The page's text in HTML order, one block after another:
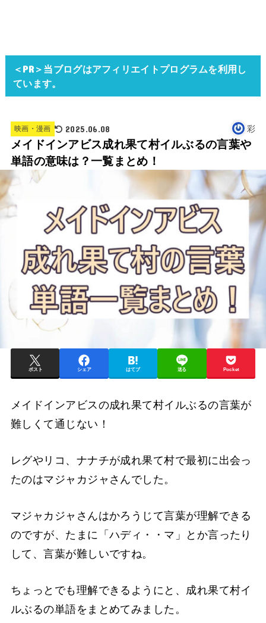
＜PR＞当ブログはアフィリエイトプログラムを利用し
ています。
映画・漫画 2025.06.08 彩
メイドインアビス成れ果て村イルぶるの言葉や
単語の意味は？一覧まとめ！
ポスト シェア はてブ 送る Pocket
メイドインアビスの成れ果て村イルぶるの言葉が
難しくて通じない！
レグやリコ、ナナチが成れ果て村で最初に出会っ
たのはマジャカジャさんでした。
マジャカジャさんはかろうじて言葉が理解できる
のですが、たまに「ハディ・・マ」とか言ったり
して、言葉が難しいですね。
ちょっとでも理解できるようにと、成れ果て村イ
ルぶるの単語をまとめてみました。